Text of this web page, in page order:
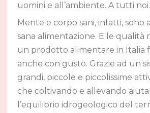
uomini e all’ambiente. A tutti noi.
Mente e corpo sani, infatti, sono
sana alimentazione. E le qualità
un prodotto alimentare in Italia
anche con gusto. Grazie ad un
grandi, piccole e piccolissime
che coltivando e allevando
l’equilibrio idrogeologico del